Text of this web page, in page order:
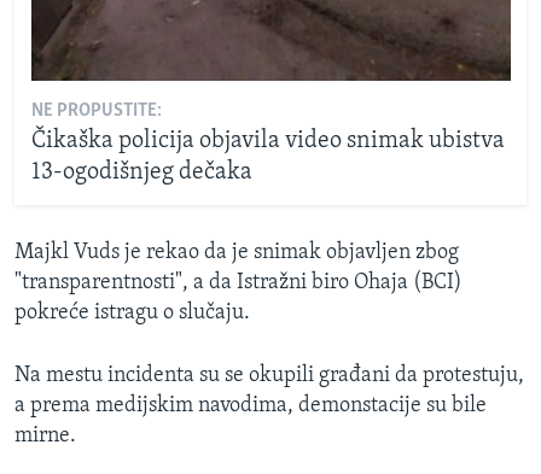
NE PROPUSTITE:
Čikaška policija objavila video snimak ubistva
13-ogodišnjeg dečaka
Majkl Vuds je rekao da je snimak objavljen zbog
"transparentnosti", a da Istražni biro Ohaja (BCI)
pokreće istragu o slučaju.
Na mestu incidenta su se okupili građani da protestuju,
a prema medijskim navodima, demonstacije su bile
mirne.